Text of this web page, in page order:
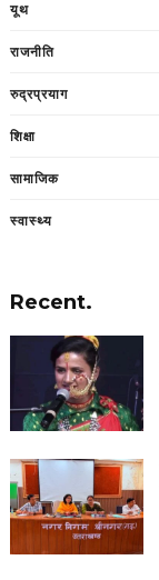
यूथ
राजनीति
रुद्रप्रयाग
शिक्षा
सामाजिक
स्वास्थ्य
Recent.